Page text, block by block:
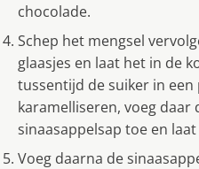
chocolade.
Schep het mengsel
glaasjes en laat het in de
tussentijd de suiker in
karamelliseren, voeg daar
sinaasappelsap toe en
Voeg daarna de